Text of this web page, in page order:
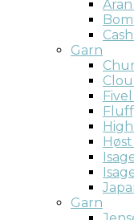
Garn
Høst
Garn